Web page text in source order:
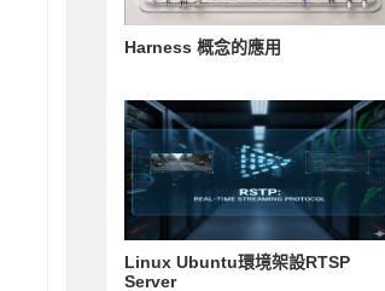
Harness 概念的應用
Linux Ubuntu環境架設RTSP
Server